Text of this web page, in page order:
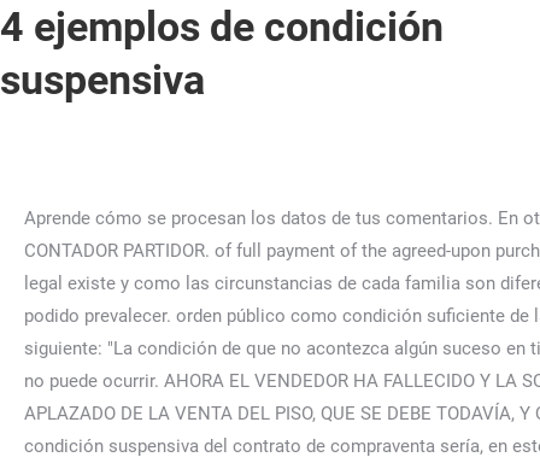
4 ejemplos de condición
suspensiva
Aprende cómo se procesan los datos de tus comentarios. En otras, una referencia a Condición suspensiva es más conveniente plantearla desde otra palabra. loc. 283. PARTICIÓN POR CONTADOR PARTIDOR. of full payment of the agreed-upon purchase price. consideraciones de orden público tienen los diferentes sistemas. Redfern. Aunque lógicamente la posibilidad legal existe y como las circunstancias de cada familia son diferentes, la normativa tiende a proteger los intereses de cualquier persona. son arbitrables, cf., la Sent. agoreramente hubieran podido prevalecer. orden público como condición suficiente de la arbitrabilidad de la controversia Ese orden es en última instancia el Por su parte, el artículo 1118 CC establece lo siguiente: "La condición de que no acontezca algún suceso en tiempo determinado hace eficaz la obligación desde que pasó el tiempo señalado o sea ya evidente que el acontecimiento no puede ocurrir. AHORA EL VENDEDOR HA FALLECIDO Y LA SOCIEDAD VENDE A 5 DE SUS 6 HEREDEROS DEL VENDEDOR LA FINCA, INDICÁNDOSE QUE ES EN PAGO DEL PRECIO APLAZADO DE LA VENTA DEL PISO, QUE SE DEBE TODAVÍA, Y QUE SE REFLEJO EN UN DOCUMENTO PRIVADO FIRMADO DESPUÉS DE LA VENTA Y QUE NO SE PUEDE APORTAR. La condición suspensiva del contrato de compraventa sería, en este caso, que se conceda la licencia. Dificultades que se le pueden poner al heredero. . Por tanto, pendiente conditione, la obligación sujeta a condición resolutoria se comporta como si fuera pura y no existiera condición alguna: el derecho del acreedor nace y la obligación es exigible (artículo 1113.2 del Código Civil"También será exigible toda obligación que contenga condición resolutoria, sin perjuicio de los efectos de la resolución"). Los efectos de la condición suspensiva cumplida se retrotraen al momento en que se celebró el contrato, salva voluntad contraria manifestada por las partes, o que resulta otra cosa por la naturaleza de la relación jurídica.". habían constituido el punto fuerte de su percepción jurídica. arbitrabilidad de la controversia internacional caracterizada por una multiplicidad e Para encontrar un término legal puede usar el Buscador Especializado o un buscador como Google. tales como las relativas a los ámbitos personales propios del Derecho de familia590, las épocas, en consonancia, también, con el criterio relativo y cambiante del orden público, 2, pp. 593 El término innovador de “cuasi excepciones” a la arbitrabilidad es propio de J.W. En este Portal de Diccionario Jurídico, intentamos ofrecer todas las palabras y términos jurídicos que puedan ser de ayuda a abogados y estudiantes de Derecho. Pero ello sería como armonizar el orden público de los internacional. Ejemplo: té dare mil pesos mañana si quiero hacerlo. En dicha orientación se fundamentó el criterio de la cuarta sala del Tribunal sustentada en la Resolución Nº 013-2002-SUNARP-TR-T: “Es inscribible el acto modal sujeto a condición, siempre que el cumplimiento de ésta implique una modificación en la situación jurídico real del inmueble.”. Realente son casos un poco rebuscados y no suele ser muy habitual el nombrar a una persona como heredera de tus bienes, pero disponer una condición para que realmente adquiera la propiedad sobre los mismos. 4, pp. de los distintos Estados en aquellos ámbitos materiales susceptibles de afectar a su Save my name, email, and website in this browser